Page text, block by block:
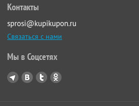
Контакты
sprosi@kupikupon.ru
Связаться с нами
Мы в Соцсетях